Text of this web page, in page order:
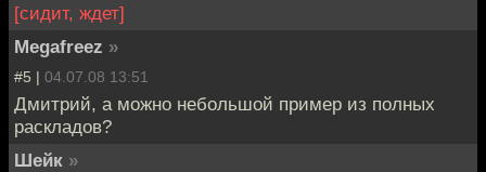
[сидит, ждет]
Megafreez »
#5 | 04.07.08 13:51
Дмитрий, а можно небольшой пример из полных
раскладов?
Шейк »